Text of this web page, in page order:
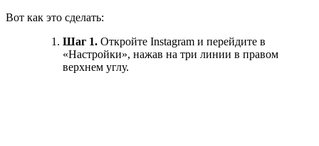
Вот как это сделать:
Шаг 1. Откройте Instagram и перейдите в
«Настройки», нажав на три линии в правом
верхнем углу.